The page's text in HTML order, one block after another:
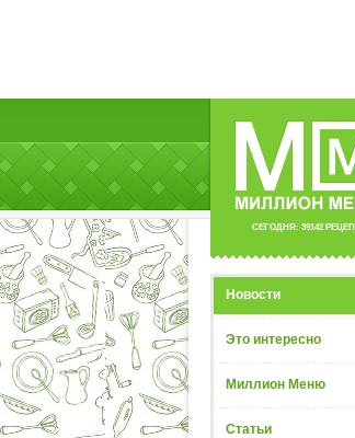
СЕГОДНЯ: 39142
Новости
Это интересно
Миллион Меню
Статьи